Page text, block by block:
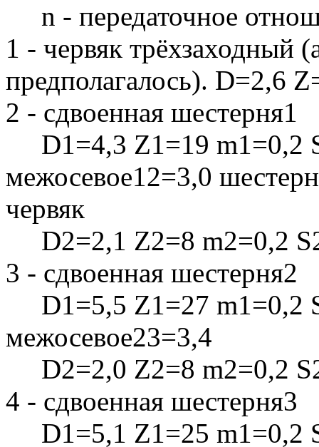
n - передаточное
1 - червяк трёхзаходный
предполагалось). D=2,6
2 - сдвоенная шестерня1
D1=4,3 Z1=19 m1=0,2
межосевое12=3,0
червяк
D2=2,1 Z2=8 m2=0,2
3 - сдвоенная шестерня2
D1=5,5 Z1=27 m1=0,2
межосевое23=3,4
D2=2,0 Z2=8 m2=0,2
4 - сдвоенная шестерня3
D1=5,1 Z1=25 m1=0,2